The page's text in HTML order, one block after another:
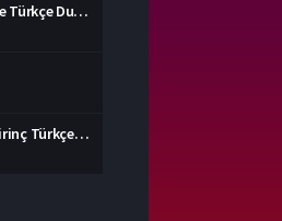
The Green Mile Full İzle Türkçe Dublaj
Yedi Samuray: Kanlı Pirinç Türkçe Dublaj İzle